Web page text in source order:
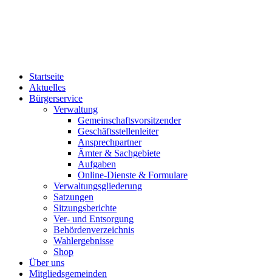
Startseite
Aktuelles
Bürgerservice
Verwaltung
Gemeinschaftsvorsitzender
Geschäftsstellenleiter
Ansprechpartner
Ämter & Sachgebiete
Aufgaben
Online-Dienste & Formulare
Verwaltungsgliederung
Satzungen
Sitzungsberichte
Ver- und Entsorgung
Behördenverzeichnis
Wahlergebnisse
Shop
Über uns
Mitgliedsgemeinden